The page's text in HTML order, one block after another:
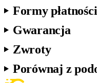
Formy płatności
Gwarancja
Zwroty
Porównaj z